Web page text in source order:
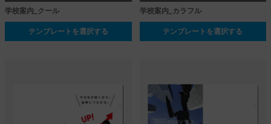
学校案内_クール
テンプレートを選択する
学校案内_カラフル
テンプレートを選択する